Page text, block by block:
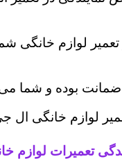
لوازم خانگی
بوده و شما می
لوازم خانگی ال
تعمیرات لوازم